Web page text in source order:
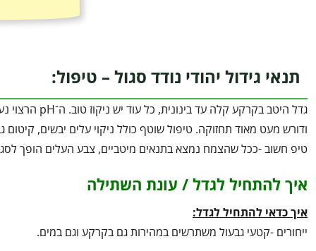
תנאי גידול יהודי נודד סגול – טיפול:
ודורש מעט מאוד תחזוקה. טיפול שוטף כולל ניקוי עלים יבשים,
טיפ חשוב -ככל שהצמח נמצא בתנאים מיטביים, צבע העלים הופך
איך להתחיל לגדל / עונת השתילה
איך כדאי להתחיל לגדל:
ייחורים -קטעי גבעול משתרשים במהירות גם בקרקע וגם במים.